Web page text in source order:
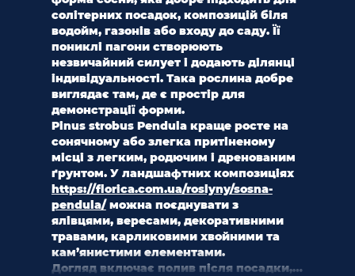
солітерних посадок, композицій біля
водойм, газонів або входу до саду. Її
пониклі пагони створюють
незвичайний силует і додають ділянці
індивідуальності. Така рослина добре
виглядає там, де є простір для
демонстрації форми.
Pinus strobus Pendula краще росте на
сонячному або злегка притіненому
місці з легким, родючим і дренованим
ґрунтом. У ландшафтних композиціях
https://florica.com.ua/roslyny/sosna-
pendula/ можна поєднувати з
ялівцями, вересами, декоративними
травами, карликовими хвойними та
кам’янистими елементами.
Догляд включає полив після посадки,…